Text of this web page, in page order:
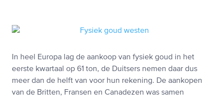
In heel Europa lag de aankoop van fysiek goud in het
eerste kwartaal op 61 ton, de Duitsers nemen daar dus
meer dan de helft van voor hun rekening. De aankopen
van de Britten, Fransen en Canadezen was samen